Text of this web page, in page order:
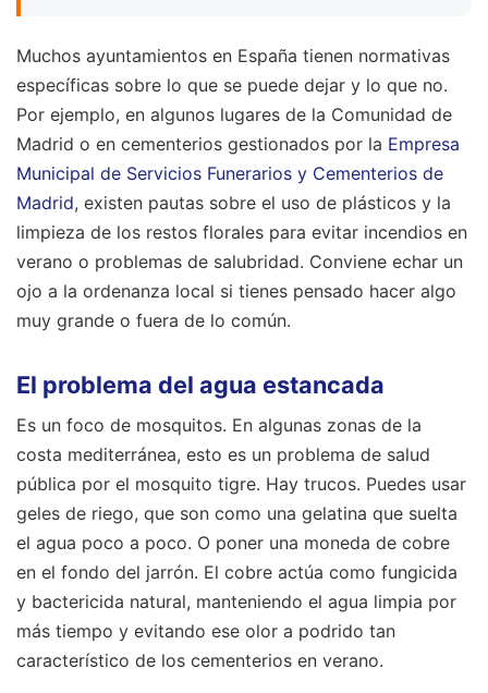
Muchos ayuntamientos en España tienen normativas
específicas sobre lo que se puede dejar y lo que no.
Por ejemplo, en algunos lugares de la Comunidad de
Madrid o en cementerios gestionados por la Empresa
Municipal de Servicios Funerarios y Cementerios de
Madrid, existen pautas sobre el uso de plásticos y la
limpieza de los restos florales para evitar incendios en
verano o problemas de salubridad. Conviene echar un
ojo a la ordenanza local si tienes pensado hacer algo
muy grande o fuera de lo común.
El problema del agua estancada
Es un foco de mosquitos. En algunas zonas de la
costa mediterránea, esto es un problema de salud
pública por el mosquito tigre. Hay trucos. Puedes usar
geles de riego, que son como una gelatina que suelta
el agua poco a poco. O poner una moneda de cobre
en el fondo del jarrón. El cobre actúa como fungicida
y bactericida natural, manteniendo el agua limpia por
más tiempo y evitando ese olor a podrido tan
característico de los cementerios en verano.